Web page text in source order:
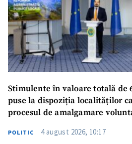
Stimulente în valoare totală de
puse la dispoziția localităților
procesul de amalgamare
POLITIC 4 august 2026, 10:17